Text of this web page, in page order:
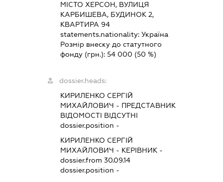
МІСТО ХЕРСОН, ВУЛИЦЯ
КАРБИШЕВА, БУДИНОК 2,
КВАРТИРА 94
statements.nationality:Україна
Розмір внеску до статутного
фонду (грн.):54 000 (50 %)
dossier.heads:
КИРИЛЕНКО СЕРГІЙ
МИХАЙЛОВИЧ - ПРЕДСТАВНИК
ВІДОМОСТІ ВІДСУТНІ
dossier.position -
КИРИЛЕНКО СЕРГІЙ
МИХАЙЛОВИЧ - КЕРІВНИК -
dossier.from 30.09.14
dossier.position -